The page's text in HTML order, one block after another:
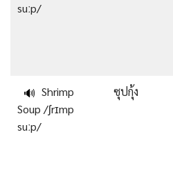
suːp/
🔊 Shrimp
Soup /ʃrɪmp
suːp/
ซุปกุ้ง